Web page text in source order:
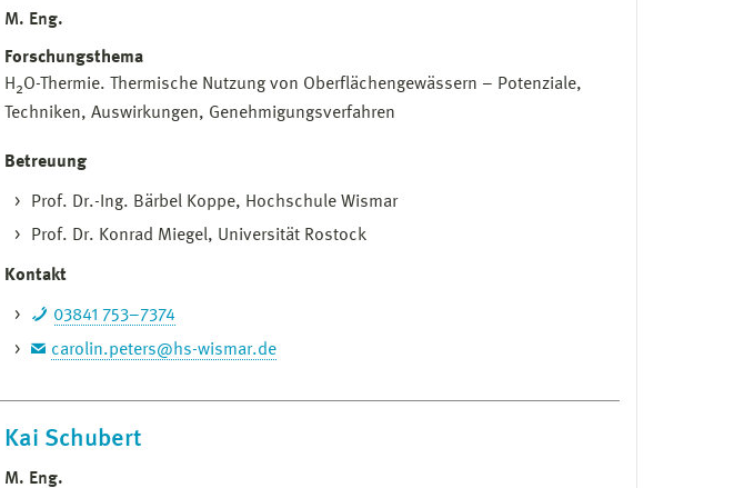
M. Eng.
Forschungsthema
H 2O-Thermie. Thermische Nutzung von Oberflächengewässern – Potenziale,
Techniken, Auswirkungen, Genehmigungsverfahren
Betreuung
Prof. Dr.-Ing. Bärbel Koppe, Hochschule Wismar
Prof. Dr. Konrad Miegel, Universität Rostock
Kontakt
03841 753–7374
carolin.peters@hs-wismar.de
Kai Schubert
M. Eng.